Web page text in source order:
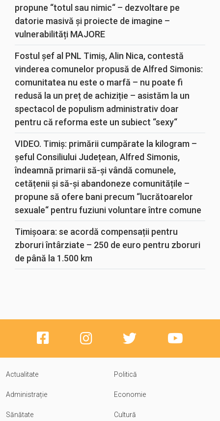
propune “totul sau nimic“ – dezvoltare pe
datorie masivă și proiecte de imagine –
vulnerabilități MAJORE
Fostul șef al PNL Timiș, Alin Nica, contestă
vinderea comunelor propusă de Alfred Simonis:
comunitatea nu este o marfă – nu poate fi
redusă la un preț de achiziție – asistăm la un
spectacol de populism administrativ doar
pentru că reforma este un subiect “sexy“
VIDEO. Timiș: primării cumpărate la kilogram –
șeful Consiliului Județean, Alfred Simonis,
îndeamnă primarii să-și vândă comunele,
cetățenii și să-și abandoneze comunitățile –
propune să ofere bani precum “lucrătoarelor
sexuale“ pentru fuziuni voluntare între comune
Timișoara: se acordă compensații pentru
zboruri întârziate – 250 de euro pentru zboruri
de până la 1.500 km
Actualitate Politică
Administrație Economie
Sănătate Cultură